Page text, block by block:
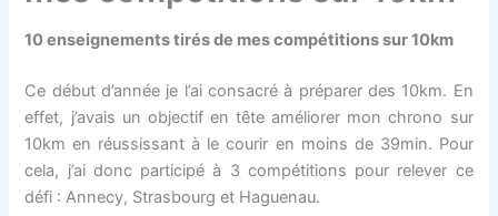
10 enseignements tirés de mes compétitions sur 10km
Ce début d’année je l’ai consacré à préparer des 10km. En
effet, j’avais un objectif en tête améliorer mon chrono sur
10km en réussissant à le courir en moins de 39min. Pour
cela, j’ai donc participé à 3 compétitions pour relever ce
défi : Annecy, Strasbourg et Haguenau.